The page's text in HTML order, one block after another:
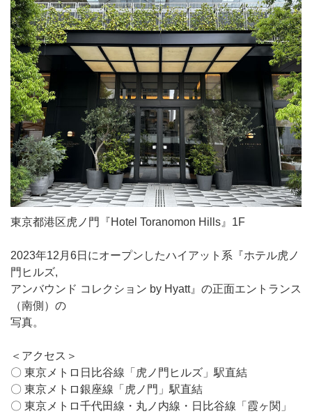
東京都港区虎ノ門『Hotel Toranomon Hills』1F
2023年12月6日にオープンしたハイアット系『ホテル虎ノ
門ヒルズ,
アンバウンド コレクション by Hyatt』の正面エントランス
（南側）の
写真。
＜アクセス＞
〇 東京メトロ日比谷線「虎ノ門ヒルズ」駅直結
〇 東京メトロ銀座線「虎ノ門」駅直結
〇 東京メトロ千代田線・丸ノ内線・日比谷線「霞ヶ関」